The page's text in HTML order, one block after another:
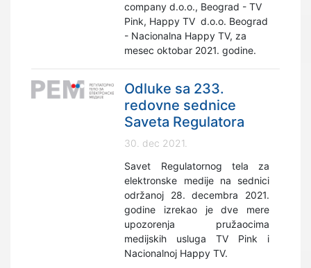
company d.o.o., Beograd - TV
Pink, Happy TV d.o.o. Beograd
- Nacionalna Happy TV, za
mesec oktobar 2021. godine.
Odluke sa 233.
redovne sednice
Saveta Regulatora
30. dec 2021.
Savet Regulatornog tela za
elektronske medije na sednici
održanoj 28. decembra 2021.
godine izrekao je dve mere
upozorenja pružaocima
medijskih usluga TV Pink i
Nacionalnoj Happy TV.